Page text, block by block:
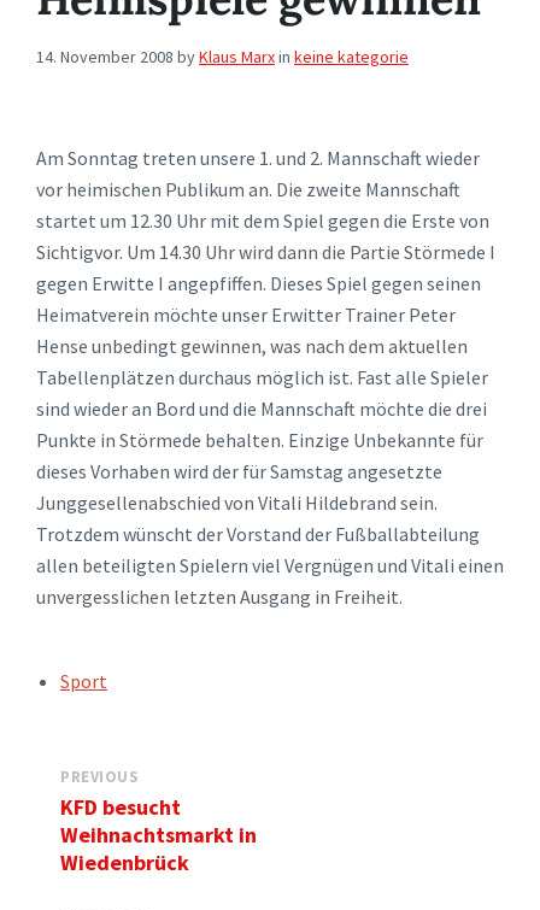
14. November 2008 byKlaus Marxin keine kategorie
Am Sonntag treten unsere 1. und 2. Mannschaft wieder
vor heimischen Publikum an. Die zweite Mannschaft
startet um 12.30 Uhr mit dem Spiel gegen die Erste von
Sichtigvor. Um 14.30 Uhr wird dann die Partie Störmede I
gegen Erwitte I angepfiffen. Dieses Spiel gegen seinen
Heimatverein möchte unser Erwitter Trainer Peter
Hense unbedingt gewinnen, was nach dem aktuellen
Tabellenplätzen durchaus möglich ist. Fast alle Spieler
sind wieder an Bord und die Mannschaft möchte die drei
Punkte in Störmede behalten. Einzige Unbekannte für
dieses Vorhaben wird der für Samstag angesetzte
Junggesellenabschied von Vitali Hildebrand sein.
Trotzdem wünscht der Vorstand der Fußballabteilung
allen beteiligten Spielern viel Vergnügen und Vitali einen
unvergesslichen letzten Ausgang in Freiheit.
TAGS:Sport
PREVIOUS
KFD besucht
Weihnachtsmarkt in
Wiedenbrück